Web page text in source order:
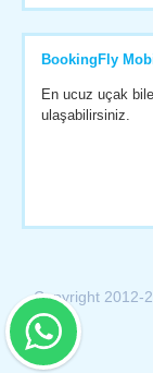
BookingFly
En ucuz uçak
ulaşabilirsiniz.
Copyright 2012-